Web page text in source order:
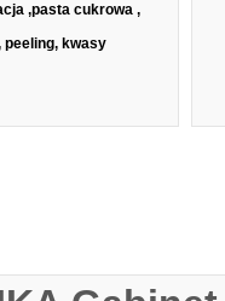
,pasta cukrowa ,
peeling, kwasy